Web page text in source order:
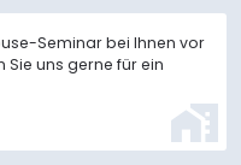
Seminar bei Ihnen vor
uns gerne für ein